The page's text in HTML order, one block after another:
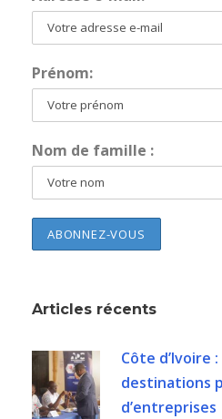
Prénom:
Nom de famille :
Articles récents
Côte d’Ivoire
destinations
d’entreprises